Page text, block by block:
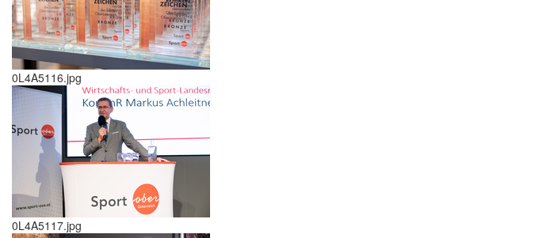
0L4A5116.jpg
0L4A5117.jpg